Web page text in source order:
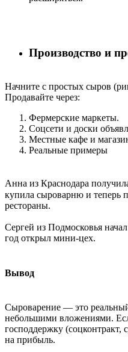
Производство и
Начните с простых сыров
Продавайте через:
Фермерские маркеты.
Соцсети и доски
Местные кафе и
Реальные примеры
Анна из Краснодара
купила сыроварню и теперь
рестораны.
Сергей из Подмосковья
год открыл мини-цех.
Вывод
Сыроварение — это
небольшими вложениями.
господдержку
на прибыль.